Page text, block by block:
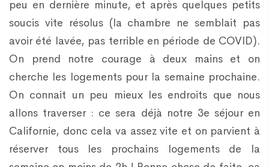
peu en dernière minute, et après quelques petits
soucis vite résolus (la chambre ne semblait pas
avoir été lavée, pas terrible en période de COVID).
On prend notre courage à deux mains et on
cherche les logements pour la semaine prochaine.
On connait un peu mieux les endroits que nous
allons traverser : ce sera déjà notre 3e séjour en
Californie, donc cela va assez vite et on parvient à
réserver tous les prochains logements de la